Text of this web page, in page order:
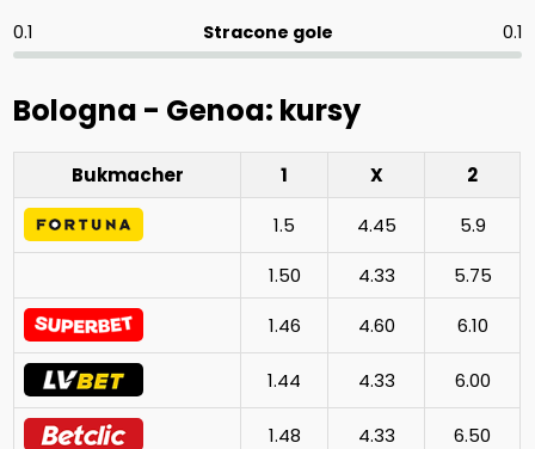
0.1 Stracone gole 0.1
Bologna - Genoa: kursy
Bukmacher 1 X
2
1.5
4.45
5.9
1.50
4.33
5.75
1.46
4.60 6.10
1.44 4.33 6.00
1.48 4.33 6.50